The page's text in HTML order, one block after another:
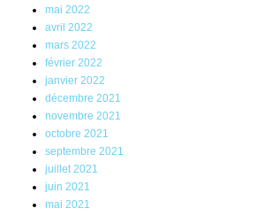
mai 2022
avril 2022
mars 2022
février 2022
janvier 2022
décembre 2021
novembre 2021
octobre 2021
septembre 2021
juillet 2021
juin 2021
mai 2021